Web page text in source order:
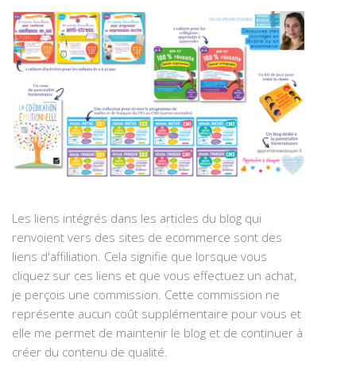
Les liens intégrés dans les articles du blog qui
renvoient vers des sites de ecommerce sont des
liens d'affiliation. Cela signifie que lorsque vous
cliquez sur ces liens et que vous effectuez un achat,
je perçois une commission. Cette commission ne
représente aucun coût supplémentaire pour vous et
elle me permet de maintenir le blog et de continuer à
créer du contenu de qualité.